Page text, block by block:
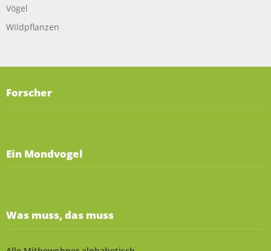
Vögel
Wildpflanzen
Forscher
Ein Mondvogel
Was muss, das muss